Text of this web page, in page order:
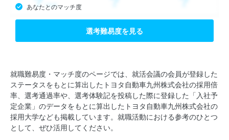
あなたとのマッチ度
選考難易度を見る
就職難易度・マッチ度のページでは、就活会議の会員が登録した
ステータスをもとに算出したトヨタ自動車九州株式会社の採用倍
率、選考通過率や、選考体験記を投稿した際に登録した「入社予
定企業」のデータをもとに算出したトヨタ自動車九州株式会社の
採用大学なども掲載しています。就職活動における参考のひとつ
として、ぜひ活用してください。